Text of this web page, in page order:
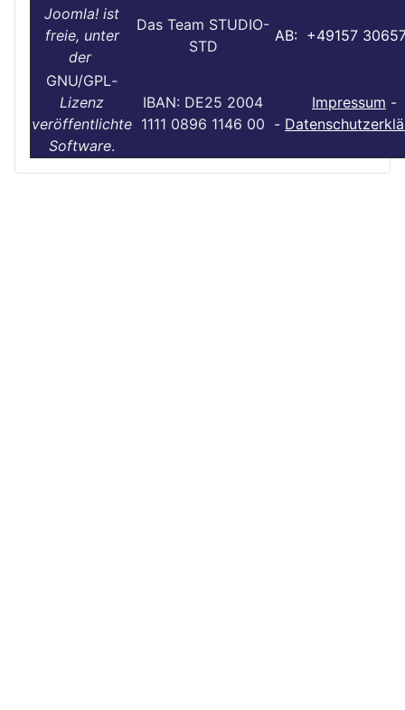
Joomla! ist
freie, unter
der
Das Team STUDIO-
STD
AB: +49157
GNU/GPL-
Lizenz
veröffentlichte
Software.
IBAN: DE25 2004
1111 0896 1146 00
Impressum -
-